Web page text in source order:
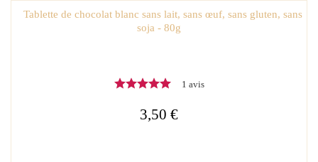
Tablette de chocolat blanc sans lait, sans œuf, sans gluten, sans
soja - 80g
1 avis
3,50 €